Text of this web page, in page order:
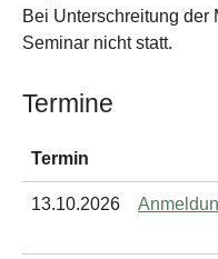
Bei Unterschreitung der
Seminar nicht statt.
Termine
Termin
13.10.2026